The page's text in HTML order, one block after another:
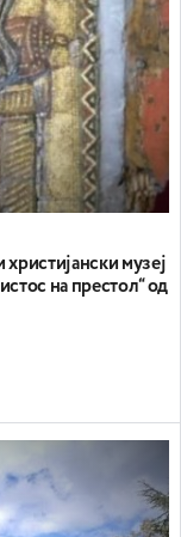
музеј
на престол“ од